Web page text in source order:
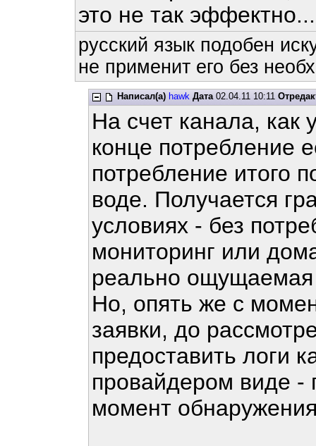
это не так эффектно...
русский язык подобен
не применит его без
Написал(а) hawk Дата02.04.11 10:11
На счет канала, как
конце потребление
потребление итого
воде. Получается
условиях - без
мониторинг или
реально
Но, опять же с
заявки, до
предоставить логи
провайдером виде -
момент